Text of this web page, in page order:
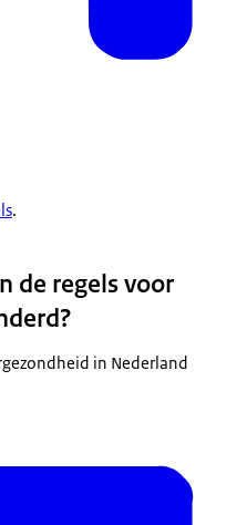
.
de regels voor
in Nederland